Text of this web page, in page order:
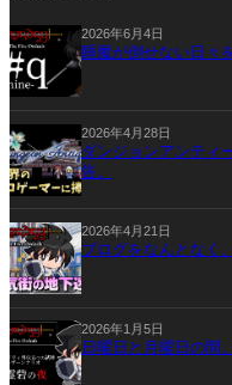
2026年6月4日
睡魔が倒せない日々
2026年4月28日
ダンジョンアンティ
告。
2026年4月21日
ブログをなんとなく
2026年1月5日
日曜日と月曜日の間